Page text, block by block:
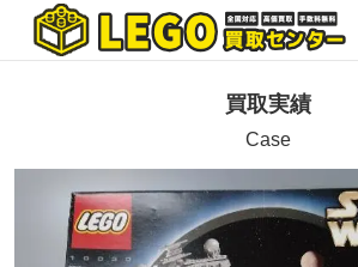
買取実績
Case